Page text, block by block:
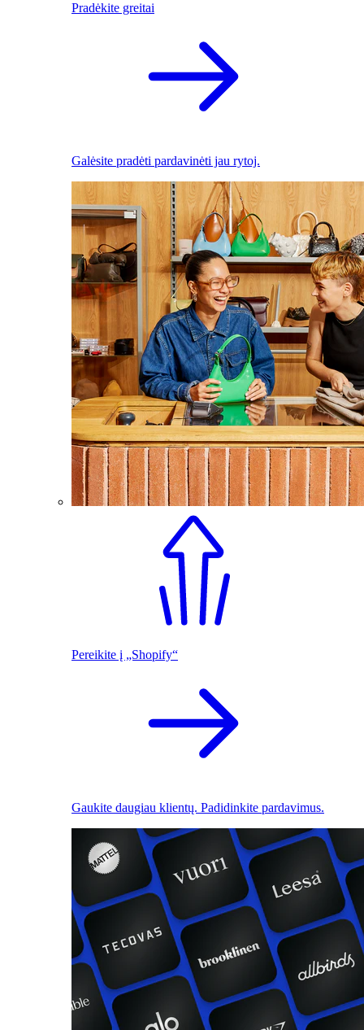
Pradėkite greitai
Galėsite pradėti pardavinėti jau rytoj.
Pereikite į „Shopify“
Gaukite daugiau klientų. Padidinkite pardavimus.